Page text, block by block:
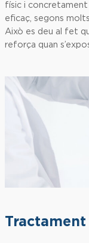
físic i concretament
eficaç, segons
Això es deu al fet
reforça quan